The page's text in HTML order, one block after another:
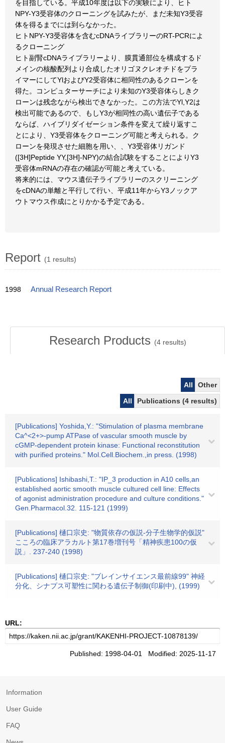
を目指している。平成10年度は以下の実験により、ヒト
NPY-Y3受容体のクローニングを試みたが、まだ未知Y3受容
体を得るまでには到らなかった。
ヒトNPY-Y3受容体を含むcDNAライブラリーのRT-PCRによ
るクローニング
ヒト副腎cDNAライブラリーより、膜貫通部位を構成するド
メインの核酸配列より合成したオリゴヌクレオチドをプラ
イマーにしてYlおよびY2受容体に相同性のあるクローンを
得た。コンピュターサーチにより未知のY3受容体らしきク
ローンは残念ながら検出できなかった。この方法でYl,Y2は
検出可能であるので、もしY3が相同性の高い遺伝子である
ならば、ハイブリダイゼーション条件を変えて繰り返すこ
とにより、Y3受容体をクローニング可能と考えられる。ク
ローンを発現させた細胞を用い、、Y3受容体リガンド
([3H]Peptide YY,[3H]-NPY)の結合試験をすることによりY3
受容体mRNAの存在の確認が可能と考えている。
将来的には、マウス遺伝子ライブラリーのスクリーニング
をcDNAの単離と平行して行い、平成11年からY3ノックア
ウトマウス作成にとりかかる予定である。
Report (1 results)
1998 Annual Research Report
Research Products (4results)
All
Other
All
Publications (4 results)
[Publications] Yoshida,Y.: "Stimulation of plasma membrane
Ca^<2+>-pump ATPase of vascular smooth muscle by
cGMP-dependent protein kinase: Functional reconstitution
with purified proteins." Mol.Cell.Biochem.,in press. (1998)
[Publications] Ishibashi,T.: "IP_3 production in A10 cells,an
established aortic smooth muscle cultured cell line: Effects
of agonist administration procedure and culture conditions."
Gen.Pharmacol.32. 115-121 (1999)
[Publications] 樋口宗史: "物質依存の仮説-分子生物学的仮説"
こころの臨床アラカルト第17巻増刊号「精神疾患100の仮
説」. 237-240 (1998)
[Publications] 樋口宗史: "ブレインサイエンス最前線99" 神経
分化、シナプス可塑性に関わる遺伝子制御(印刷中), (1999)
URL:
Published: 1998-04-01 Modified: 2025-11-17
Information
User Guide
FAQ